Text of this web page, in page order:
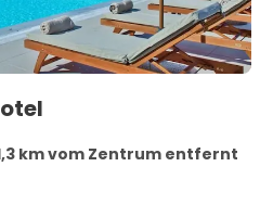
km vom Zentrum entfernt